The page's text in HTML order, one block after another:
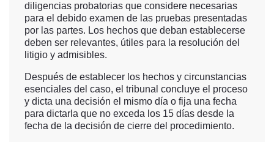
diligencias probatorias que considere necesarias
para el debido examen de las pruebas presentadas
por las partes. Los hechos que deban establecerse
deben ser relevantes, útiles para la resolución del
litigio y admisibles.
Después de establecer los hechos y circunstancias
esenciales del caso, el tribunal concluye el proceso
y dicta una decisión el mismo día o fija una fecha
para dictarla que no exceda los 15 días desde la
fecha de la decisión de cierre del procedimiento.